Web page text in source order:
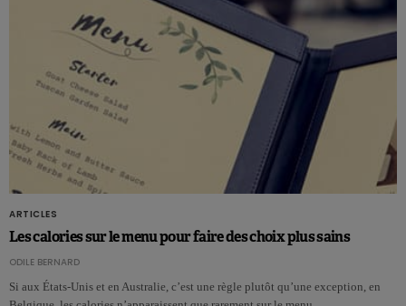
ARTICLES
Les calories sur le menu pour faire des choix plus sains
ODILE BERNARD
Si aux États-Unis et en Australie, c’est une règle plutôt qu’une exception, en